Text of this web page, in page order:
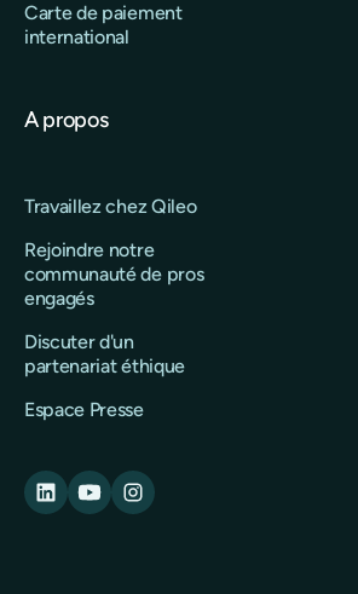
Carte de paiement
international
A propos
Travaillez chez Qileo
Rejoindre notre
communauté de pros
engagés
Discuter d'un
partenariat éthique
Espace Presse